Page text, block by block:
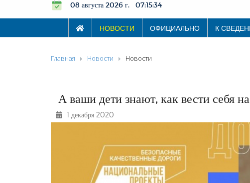
08 августа 2026 г. 07:15:35
НОВОСТИ ОФИЦИАЛЬНО К
Главная Новости Новости
А ваши дети знают, как вести себя
1 декабря 2020